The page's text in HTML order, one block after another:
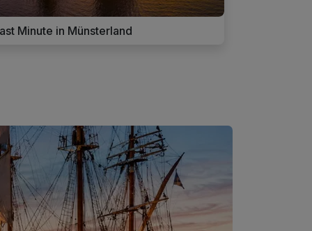
Minute in Münsterland